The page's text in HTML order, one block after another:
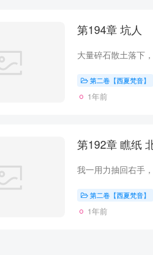
第194章 坑人
第二卷【西夏梵音】
1年前
第二卷【西夏梵音】
1年前